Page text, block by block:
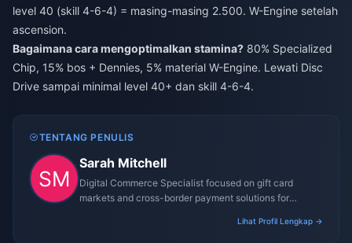
level 40 (skill 4-6-4) = masing-masing 2.500. W-Engine setelah
ascension.
Bagaimana cara mengoptimalkan stamina? 80% Specialized
Chip, 15% bos + Dennies, 5% material W-Engine. Lewati Disc
Drive sampai minimal level 40+ dan skill 4-6-4.
TENTANG PENULIS
Sarah Mitchell
Digital Commerce Specialist focused on gift card
markets and cross-border payment solutions for
Lihat Profil Lengkap →